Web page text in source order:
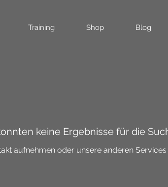
Training Shop Blog
keine Ergebnisse für die
aufnehmen oder unsere anderen